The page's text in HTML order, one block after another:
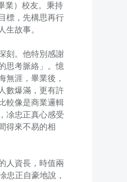
業）校友。秉持
標，先構思再行
生故事。
刻。他特別感謝
思考脈絡」。憶
無涯，畢業後，
數爆滿，更有許
較像是商業邏輯
凃忠正真心感受
得來不易的相
人資長，時值兩
忠正自豪地說，